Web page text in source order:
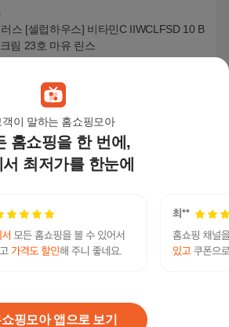
객이 말하는 홈쇼핑모아
홈쇼핑을 한 번에,
최저가를 한눈에
핑모아 앱으로 보기
스 [셀럽하우스] 비타민C IIWCLFSD 10 B
림 23호 마유 린스
비타민씨 뉴페어 크림 15ml x1개
원
브 스포츠레저 안나홀츠 비타민 C 마사지